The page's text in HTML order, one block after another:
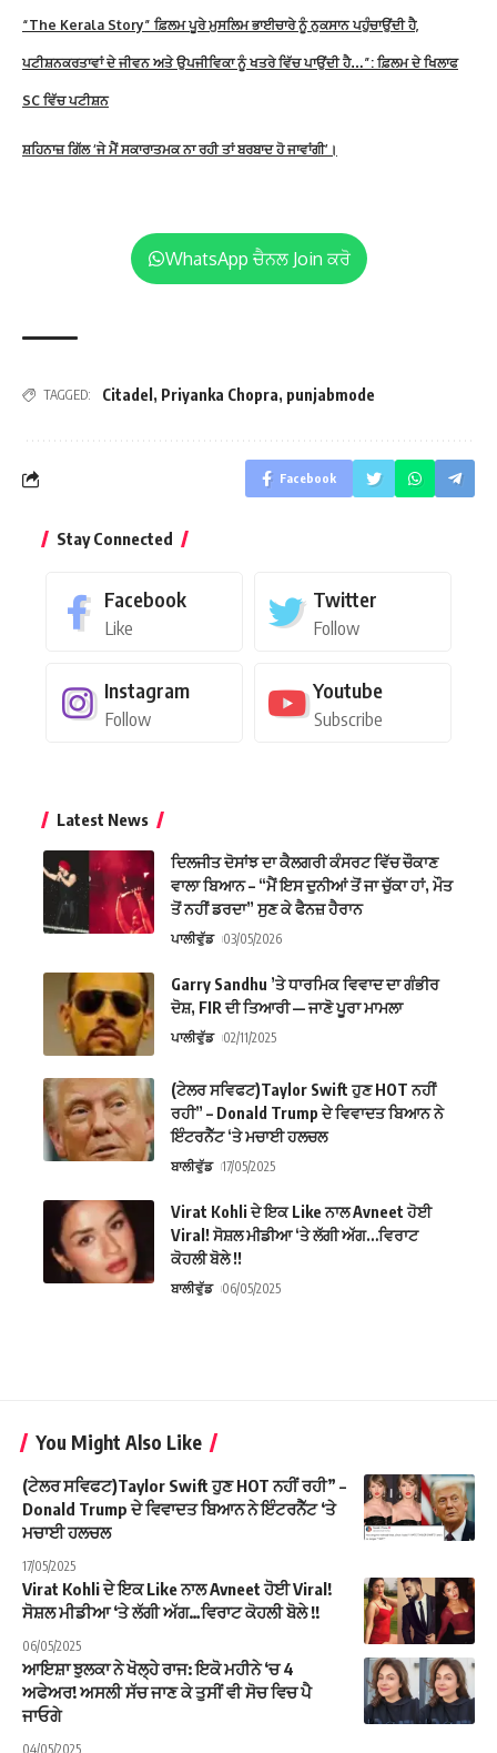
“The Kerala Story” ਫ਼ਿਲਮ ਪੂਰੇ ਮੁਸਲਿਮ ਭਾਈਚਾਰੇ ਨੂੰ ਨੁਕਸਾਨ ਪਹੁੰਚਾਉਂਦੀ ਹੈ,
ਪਟੀਸ਼ਨਕਰਤਾਵਾਂ ਦੇ ਜੀਵਨ ਅਤੇ ਉਪਜੀਵਿਕਾ ਨੂੰ ਖਤਰੇ ਵਿੱਚ ਪਾਉਂਦੀ ਹੈ…”: ਫ਼ਿਲਮ ਦੇ ਖਿਲਾਫ
SC ਵਿੱਚ ਪਟੀਸ਼ਨ
ਸ਼ਹਿਨਾਜ਼ ਗਿੱਲ ‘ਜੇ ਮੈਂ ਸਕਾਰਾਤਮਕ ਨਾ ਰਹੀ ਤਾਂ ਬਰਬਾਦ ਹੋ ਜਾਵਾਂਗੀ’।
WhatsApp ਚੈਨਲ Join ਕਰੋ
TAGGED: Citadel , Priyanka Chopra, punjabmode
Facebook
Stay Connected
Facebook
Like
Twitter
Follow
Instagram
Follow
Youtube
Subscribe
Latest News
ਦਿਲਜੀਤ ਦੋਸਾਂਝ ਦਾ ਕੈਲਗਰੀ ਕੰਸਰਟ ਵਿੱਚ ਚੌਕਾਣ
ਵਾਲਾ ਬਿਆਨ – “ਮੈਂ ਇਸ ਦੁਨੀਆਂ ਤੋਂ ਜਾ ਚੁੱਕਾ ਹਾਂ, ਮੌਤ
ਤੋਂ ਨਹੀਂ ਡਰਦਾ” ਸੁਣ ਕੇ ਫੈਨਜ਼ ਹੈਰਾਨ
ਪਾਲੀਵੁੱਡ 03/05/2026
Garry Sandhu ’ਤੇ ਧਾਰਮਿਕ ਵਿਵਾਦ ਦਾ ਗੰਭੀਰ
ਦੋਸ਼, FIR ਦੀ ਤਿਆਰੀ — ਜਾਣੋ ਪੂਰਾ ਮਾਮਲਾ
ਪਾਲੀਵੁੱਡ 02/11/2025
(ਟੇਲਰ ਸਵਿਫਟ)Taylor Swift ਹੁਣ HOT ਨਹੀਂ
ਰਹੀ” – Donald Trump ਦੇ ਵਿਵਾਦਤ ਬਿਆਨ ਨੇ
ਇੰਟਰਨੈੱਟ ‘ਤੇ ਮਚਾਈ ਹਲਚਲ
ਬਾਲੀਵੁੱਡ 17/05/2025
Virat Kohli ਦੇ ਇਕ Like ਨਾਲ Avneet ਹੋਈ
Viral! ਸੋਸ਼ਲ ਮੀਡੀਆ ‘ਤੇ ਲੱਗੀ ਅੱਗ…ਵਿਰਾਟ
ਕੋਹਲੀ ਬੋਲੇ !!
ਬਾਲੀਵੁੱਡ 06/05/2025
You Might Also Like
(ਟੇਲਰ ਸਵਿਫਟ)Taylor Swift ਹੁਣ HOT ਨਹੀਂ ਰਹੀ” –
Donald Trump ਦੇ ਵਿਵਾਦਤ ਬਿਆਨ ਨੇ ਇੰਟਰਨੈੱਟ ‘ਤੇ
ਮਚਾਈ ਹਲਚਲ
17/05/2025
Virat Kohli ਦੇ ਇਕ Like ਨਾਲ Avneet ਹੋਈ Viral!
ਸੋਸ਼ਲ ਮੀਡੀਆ ‘ਤੇ ਲੱਗੀ ਅੱਗ…ਵਿਰਾਟ ਕੋਹਲੀ ਬੋਲੇ !!
06/05/2025
ਆਇਸ਼ਾ ਝੁਲਕਾ ਨੇ ਖੋਲ੍ਹੇ ਰਾਜ: ਇਕੋ ਮਹੀਨੇ ‘ਚ 4
ਅਫੇਅਰ! ਅਸਲੀ ਸੱਚ ਜਾਣ ਕੇ ਤੁਸੀਂ ਵੀ ਸੋਚ ਵਿਚ ਪੈ
ਜਾਓਗੇ
04/05/2025